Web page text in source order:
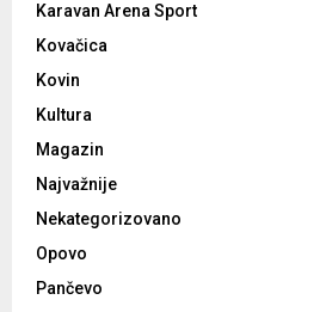
Karavan Arena Sport
Kovačica
Kovin
Kultura
Magazin
Najvažnije
Nekategorizovano
Opovo
Pančevo